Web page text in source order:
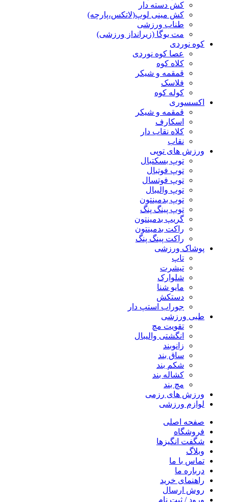
کش دسته دار
کش مینی لوپ(لاتکس،پارچه)
طناب ورزشی
مت یوگا (زیرانداز ورزشی)
کوه نوردی
عصا کوه نوردی
کلاه کوه
قمقمه و شیکر
فلاسک
کوله کوه
اکسسوری
قمقمه و شیکر
اسکارف
کلاه نقاب دار
نقاب
ورزش های توپی
توپ بسکتبال
توپ فوتبال
توپ فوتسال
توپ والیبال
توپ بدمینتون
توپ پینگ پنگ
گریپ بدمینتون
راکت بدمینتون
راکت پینگ پنگ
پوشاک ورزشی
تاپ
تیشرت
شلوارک
مایو شنا
دستکش
جوراب استپ دار
طبی ورزشی
تقویت مچ
انگشتی واليبال
زانوبند
ساق بند
شکم بند
کشاله بند
مچ بند
ورزش های رزمی
لوازم ورزشی
صفحه اصلی
فروشگاه
شگفت انگیزها
وبلاگ
تماس با ما
درباره ما
راهنمای خرید
روش ارسال
ورود / ثبت نام